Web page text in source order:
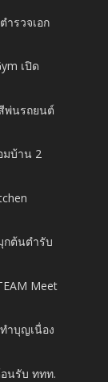
ารวจเอก
เปิด
พ่นรถยนต์
มบ้าน 2
กต้นตำรับ
Meet
ำบุญเนื่อง
นรับ ททท.